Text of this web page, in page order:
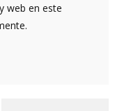
web en este